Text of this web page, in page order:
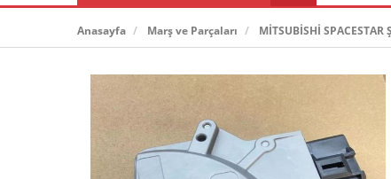
Anasayfa Marş ve Parçaları MİTSUBİSHİ